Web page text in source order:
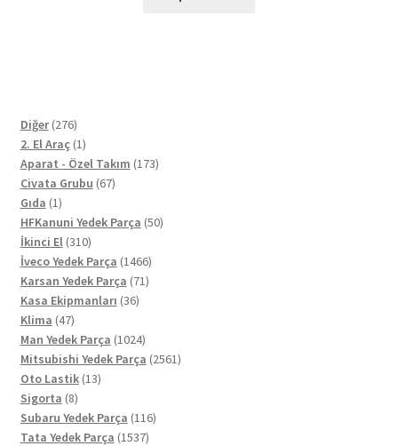
Diğer 276276
ürün
2. El Araç 11
ürün
Aparat - Özel Takım 173173
Civata Grubu 6767
Gıda 11
ürün
HFKanuni Yedek Parça 5050
İkinci El 310310
ürün
İveco Yedek Parça 14661466
ürün
Karsan Yedek Parça 7171
Kasa Ekipmanları 3636
Klima 4747
ürün
Man Yedek Parça 10241024
ürün
Mitsubishi Yedek Parça 25612561
Oto Lastik 1313
Sigorta 88
ürün
Subaru Yedek Parça 116116
Tata Yedek Parça 15371537